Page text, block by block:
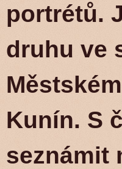
portrétů.
druhu ve
Kunín. S
seznámit